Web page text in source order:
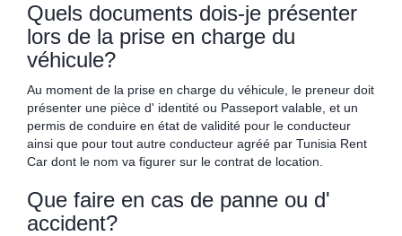
Quels documents dois-je présenter
lors de la prise en charge du
véhicule?
Au moment de la prise en charge du véhicule, le preneur doit
présenter une pièce d' identité ou Passeport valable, et un
permis de conduire en état de validité pour le conducteur
ainsi que pour tout autre conducteur agréé par Tunisia Rent
Car dont le nom va figurer sur le contrat de location.
Que faire en cas de panne ou d'
accident?